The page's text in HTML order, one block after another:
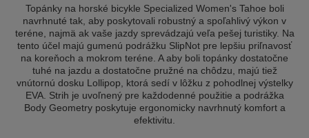
Topánky na horské bicykle Specialized Women's Tahoe boli
navrhnuté tak, aby poskytovali robustný a spoľahlivý výkon v
teréne, najmä ak vaše jazdy sprevádzajú veľa pešej turistiky. Na
tento účel majú gumenú podrážku SlipNot pre lepšiu priľnavosť
na koreňoch a mokrom teréne. A aby boli topánky dostatočne
tuhé na jazdu a dostatočne pružné na chôdzu, majú tiež
vnútornú dosku Lollipop, ktorá sedí v lôžku z pohodlnej výstelky
EVA. Strih je uvoľnený pre každodenné použitie a podrážka
Body Geometry poskytuje ergonomicky navrhnutý komfort a
efektivitu.